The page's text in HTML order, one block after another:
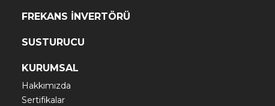
FREKANS İNVERTÖRÜ
SUSTURUCU
KURUMSAL
Hakkımızda
Sertifikalar